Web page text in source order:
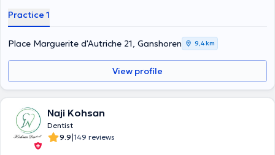
Practice 1
Place Marguerite d'Autriche 21, Ganshoren 9,4 km
View profile
Naji Kohsan
Dentist
9.9|149 reviews